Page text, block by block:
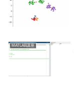
MATLAB講座